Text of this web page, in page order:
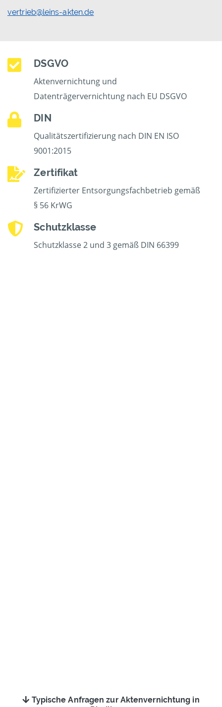
vertrieb@leins-akten.de
DSGVO
Aktenvernichtung und
Datenträgervernichtung nach EU DSGVO
DIN
Qualitätszertifizierung nach DIN EN ISO
9001:2015
Zertifikat
Zertifizierter Entsorgungsfachbetrieb gemäß
§ 56 KrWG
Schutzklasse
Schutzklasse 2 und 3 gemäß DIN 66399
Typische Anfragen zur Aktenvernichtung in